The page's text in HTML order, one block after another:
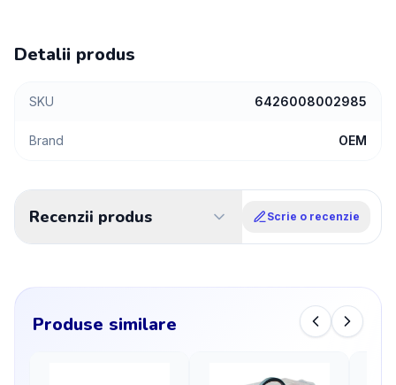
Detalii produs
SKU 6426008002985
Brand OEM
Recenzii produs Scrie o recenzie
Produse similare